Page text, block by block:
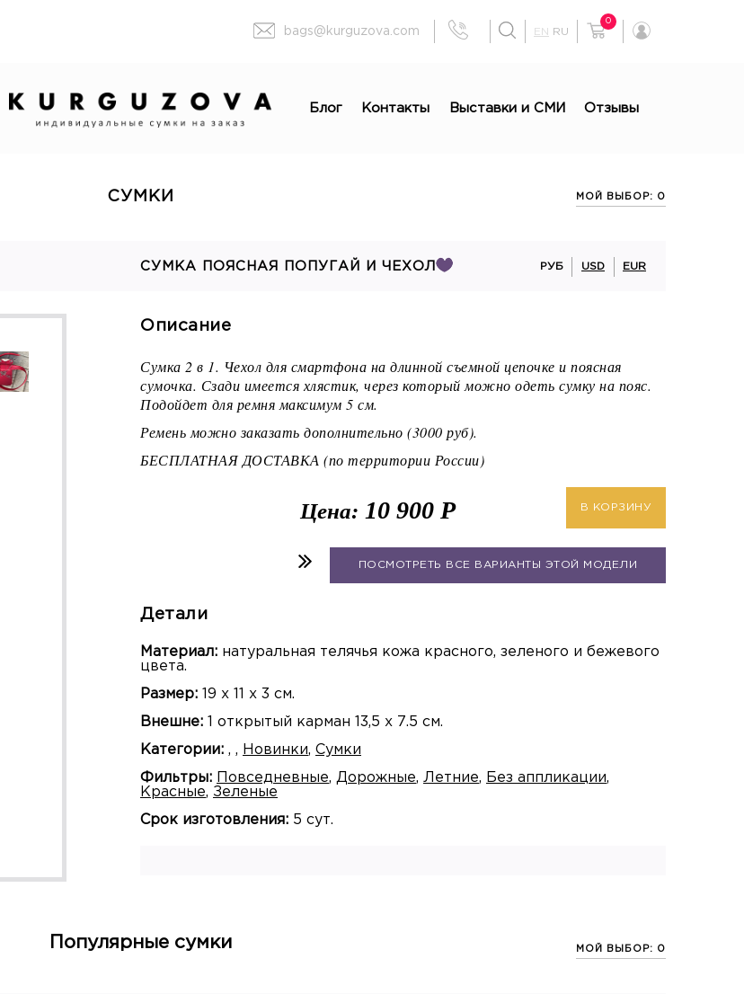
0
EN RU
bags@kurguzova.com
Блог Контакты Выставки и СМИ Отзывы
СУМКИ
СУМКА ПОЯСНАЯ ПОПУГАЙ И ЧЕХОЛ
МОЙ ВЫБОР: 0
РУБ USD EUR
Описание
Сумка 2 в 1. Чехол для смартфона на длинной съемной цепочке и поясная
сумочка. Сзади имеется хлястик, через который можно одеть сумку на пояс.
Подойдет для ремня максимум 5 см.
Ремень можно заказать дополнительно (3000 руб).
БЕСПЛАТНАЯ ДОСТАВКА (по территории России)
Цена: 10 900 Р В КОРЗИНУ
ПОСМОТРЕТЬ ВСЕ ВАРИАНТЫ ЭТОЙ МОДЕЛИ
Детали
Материал: натуральная телячья кожа красного, зеленого и бежевого
цвета.
Размер: 19 х 11 х 3 см.
Внешне: 1 открытый карман 13,5 х 7.5 см.
Категории: , , Новинки, Сумки
Фильтры: Повседневные, Дорожные, Летние, Без аппликации,
Красные, Зеленые
Срок изготовления: 5 сут.
Популярные сумки МОЙ ВЫБОР: 0